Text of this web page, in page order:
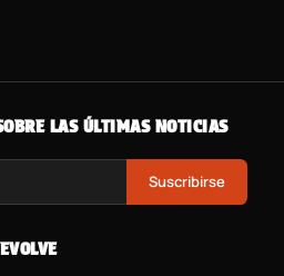
LAS ÚLTIMAS NOTICIAS
Suscribirse